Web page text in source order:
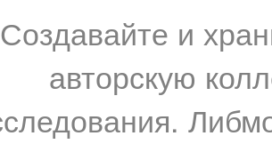
Создавайте и
авторскую